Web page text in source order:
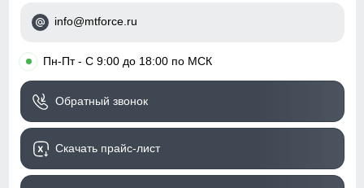
info@mtforce.ru
• Пн-Пт - С 9:00 до 18:00 по МСК
Обратный звонок
Скачать прайс-лист